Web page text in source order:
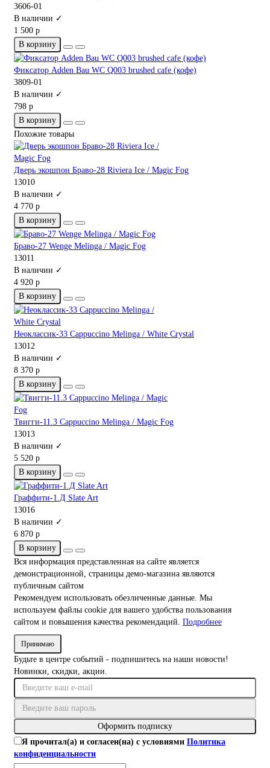
3606-01
В наличии ✓
1 500 р
В корзину
Фиксатор Adden Bau WC Q003 brushed cafe (кофе)
3809-01
В наличии ✓
798 р
В корзину
Похожие товары
Дверь экошпон Браво-28 Riviera Ice / Magic Fog
13010
В наличии ✓
4 770 р
В корзину
Браво-27 Wenge Melinga / Magic Fog
13011
В наличии ✓
4 920 р
В корзину
Неоклассик-33 Cappuccino Melinga / White Сrystal
13012
В наличии ✓
8 370 р
В корзину
Твигги-11.3 Cappuccino Melinga / Magic Fog
13013
В наличии ✓
5 520 р
В корзину
Граффити-1.Д Slate Art
13016
В наличии ✓
6 870 р
В корзину
Вся информация представленная на сайте является
демонстрационной, страницы демо-магазина являются
публичным сайтом
Рекомендуем использовать обезличенные данные. Мы
используем файлы cookie для вашего удобства пользования
сайтом и повышения качества рекомендаций. Подробнее
Принимаю
Будьте в центре событий - подпишитесь на наши новости!
Новинки, скидки, акции.
Оформить подписку
Я прочитал(а) и согласен(на) с условиями Политика
конфиденциальности